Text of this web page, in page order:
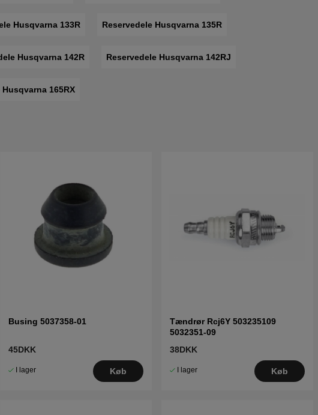
Husqvarna 133R Reservedele Husqvarna 135R
Husqvarna 142R Reservedele Husqvarna 142RJ
165RX
Busing 5037358-01
45DKK
I lager Køb
Tændrør Rcj6Y 503235109
5032351-09
38DKK
I lager Køb